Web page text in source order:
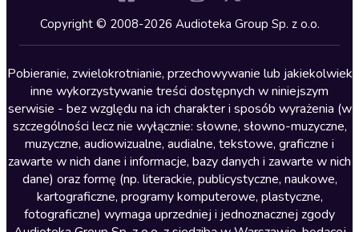
Kryminały
Lektury szkolne
Literatura anglojęzyczna
Literatura faktu
Literatura obyczajowa
Literatura piękna obca
Literatura piękna polska
Nagrania relaksacyjne
Copyright © 2008-2026 Audioteka Group Sp. z o.o.
Pobieranie, zwielokrotnianie, przechowywanie lub jakiekolwiek
inne wykorzystywanie treści dostępnych w niniejszym
serwisie - bez względu na ich charakter i sposób wyrażenia (w
szczególności lecz nie wyłącznie: słowne, słowno-muzyczne,
muzyczne, audiowizualne, audialne, tekstowe, graficzne i
zawarte w nich dane i informacje, bazy danych i zawarte w nich
dane) oraz formę (np. literackie, publicystyczne, naukowe,
kartograficzne, programy komputerowe, plastyczne,
fotograficzne) wymaga uprzedniej i jednoznacznej zgody